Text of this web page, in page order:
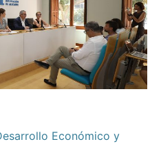
Económico y